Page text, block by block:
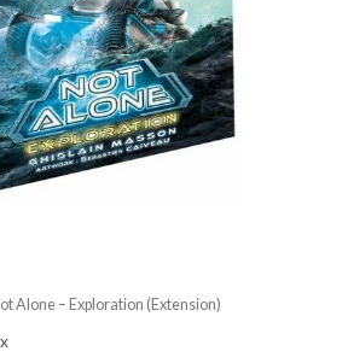
Alone – Exploration (Extension)